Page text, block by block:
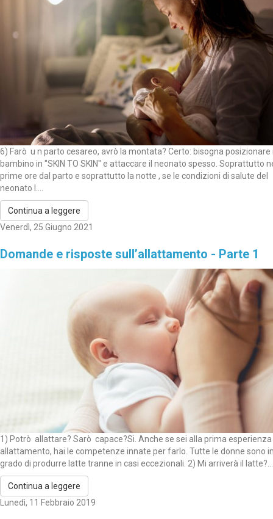
6) Farò u n parto cesareo, avrò la montata? Certo: bisogna posizionare
bambino in "SKIN TO SKIN" e attaccare il neonato spesso. Soprattutto
prime ore dal parto e soprattutto la notte , se le condizioni di salute del
neonato l....
Continua a leggere
Venerdì, 25 Giugno 2021
Domande e risposte sull’allattamento - Parte 1
1) Potrò allattare? Sarò capace?Si. Anche se sei alla prima esperienza
allattamento, hai le competenze innate per farlo. Tutte le donne sono
grado di produrre latte tranne in casi eccezionali. 2) Mi arriverà il
Continua a leggere
Lunedì, 11 Febbraio 2019